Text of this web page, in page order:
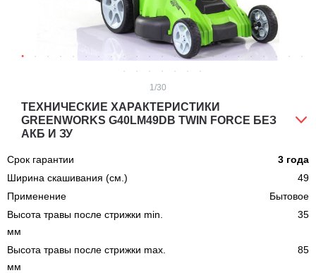
1 /30
ТЕХНИЧЕСКИЕ ХАРАКТЕРИСТИКИ
GREENWORKS G40LM49DB TWIN FORCE БЕЗ
АКБ И ЗУ
Срок гарантии
3 года
Ширина скашивания (см.)
49
Применение
Бытовое
Высота травы после стрижки min.
мм
35
Высота травы после стрижки max.
мм
85